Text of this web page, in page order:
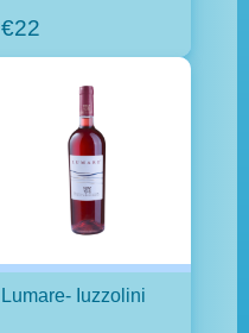
€22
Lumare- Iuzzolini